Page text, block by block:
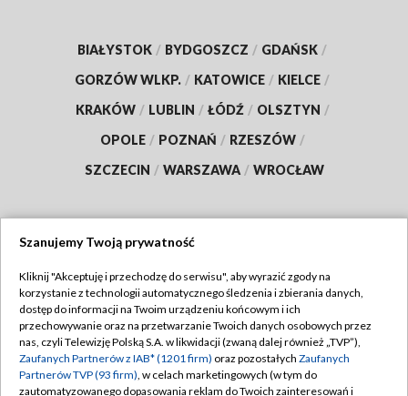
BIAŁYSTOK / BYDGOSZCZ / GDAŃSK /
GORZÓW WLKP. / KATOWICE / KIELCE /
KRAKÓW / LUBLIN / ŁÓDŹ / OLSZTYN /
OPOLE / POZNAŃ / RZESZÓW /
SZCZECIN / WARSZAWA / WROCŁAW
TVP
Abonament TVP
Emisja w TVP
Centrum informacji TVP
Regulamin TVP
Polityka prywatności
Moje zgody
Szanujemy Twoją prywatność
Kliknij "Akceptuję i przechodzę do serwisu", aby wyrazić zgody na
korzystanie z technologii automatycznego śledzenia i zbierania danych,
dostęp do informacji na Twoim urządzeniu końcowym i ich
przechowywanie oraz na przetwarzanie Twoich danych osobowych przez
nas, czyli Telewizję Polską S.A. w likwidacji (zwaną dalej również „TVP”),
Zaufanych Partnerów z IAB* (1201 firm) oraz pozostałych Zaufanych
Partnerów TVP (93 firm), w celach marketingowych (w tym do
zautomatyzowanego dopasowania reklam do Twoich zainteresowań i